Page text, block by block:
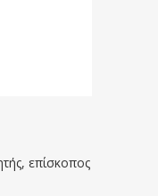
επίσκοπος